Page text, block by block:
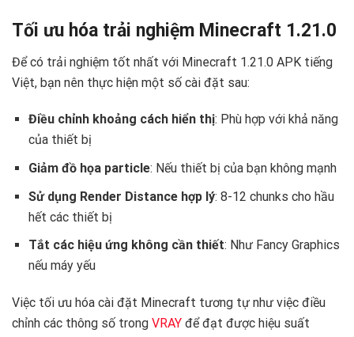
Tối ưu hóa trải nghiệm Minecraft 1.21.0
Để có trải nghiệm tốt nhất với Minecraft 1.21.0 APK tiếng
Việt, bạn nên thực hiện một số cài đặt sau:
Điều chỉnh khoảng cách hiển thị: Phù hợp với khả năng
của thiết bị
Giảm đồ họa particle: Nếu thiết bị của bạn không mạnh
Sử dụng Render Distance hợp lý: 8-12 chunks cho hầu
hết các thiết bị
Tắt các hiệu ứng không cần thiết: Như Fancy Graphics
nếu máy yếu
Việc tối ưu hóa cài đặt Minecraft tương tự như việc điều
chỉnh các thông số trong VRAY để đạt được hiệu suất